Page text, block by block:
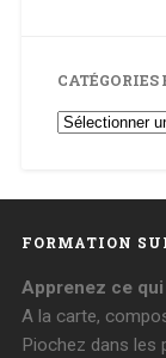
CATÉGORIES
Catégories
et
FORMATION
Apprenez ce
A la carte,
Piochez dans les